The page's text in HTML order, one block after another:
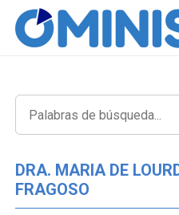
DRA. MARIA DE
FRAGOSO